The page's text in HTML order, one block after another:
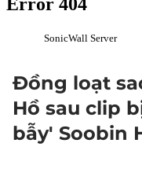
Đồng loạt
Hồ sau clip
bẫy' Soobin